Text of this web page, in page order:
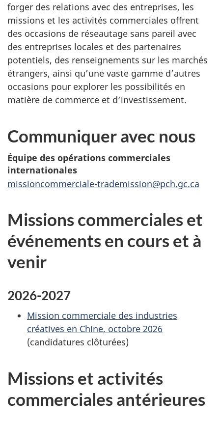
forger des relations avec des entreprises, les
missions et les activités commerciales offrent
des occasions de réseautage sans pareil avec
des entreprises locales et des partenaires
potentiels, des renseignements sur les marchés
étrangers, ainsi qu’une vaste gamme d’autres
occasions pour explorer les possibilités en
matière de commerce et d’investissement.
Communiquer avec nous
Équipe des opérations commerciales
internationales
missioncommerciale-trademission@pch.gc.ca
Missions commerciales et
événements en cours et à
venir
2026-2027
Mission commerciale des industries
créatives en Chine, octobre 2026
(candidatures clôturées)
Missions et activités
commerciales antérieures